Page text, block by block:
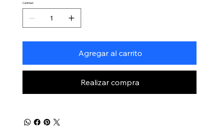
Cantidad
Agregar al carrito
Realizar compra